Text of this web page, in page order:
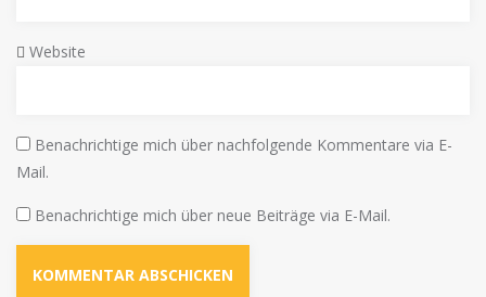
Website
Benachrichtige mich über nachfolgende Kommentare via E-
Mail.
Benachrichtige mich über neue Beiträge via E-Mail.